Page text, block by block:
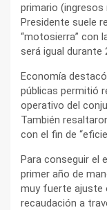
primario
Presidente suele
“motosierra” con
será igual durante
Economía
públicas permitió
operativo del
También
con el fin de
Para conseguir el
primer año de
muy fuerte ajuste
recaudación a